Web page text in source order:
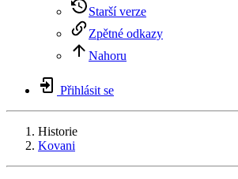
Starší verze
Zpětné odkazy
Nahoru
Přihlásit se
Historie
Kovani